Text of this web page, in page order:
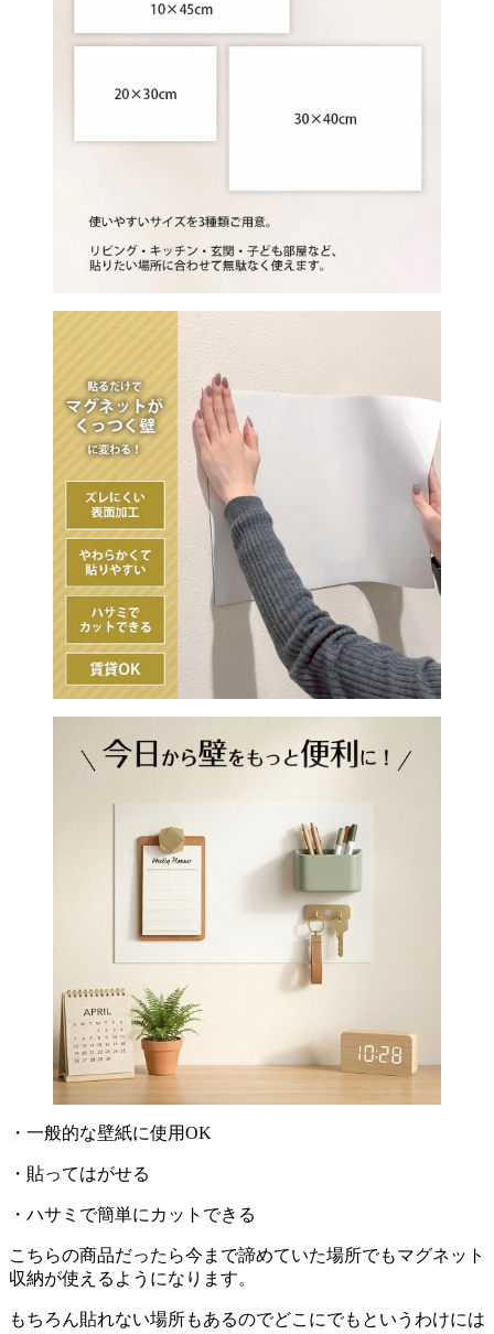
・一般的な壁紙に使用OK
・貼ってはがせる
・ハサミで簡単にカットできる
こちらの商品だったら今まで諦めていた場所でもマグネット
収納が使えるようになります。
もちろん貼れない場所もあるのでどこにでもというわけには